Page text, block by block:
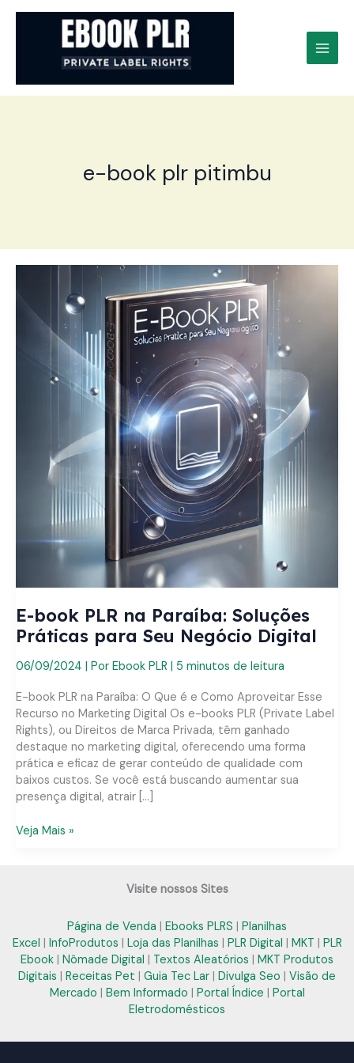
e-book plr pitimbu
E-book PLR na Paraíba: Soluções
Práticas para Seu Negócio Digital
06/09/2024 | Por Ebook PLR 5 minutos de leitura
E-book PLR na Paraíba: O Que é e Como Aproveitar Esse
Recurso no Marketing Digital Os e-books PLR (Private Label
Rights), ou Direitos de Marca Privada, têm ganhado
destaque no marketing digital, oferecendo uma forma
prática e eficaz de gerar conteúdo de qualidade com
baixos custos. Se você está buscando aumentar sua
presença digital, atrair […]
E-
para
Seu
Negócio
Veja Mais »
Visite nossos Sites
Página de Venda | Ebooks PLRS | Planilhas
Excel | InfoProdutos | Loja das Planilhas | PLR Digital | MKT | PLR
Ebook | Nômade Digital | Textos Aleatórios | MKT Produtos
Digitais | Receitas Pet | Guia Tec Lar | Divulga Seo | Visão de
Mercado | Bem Informado | Portal Índice | Portal
Eletrodomésticos